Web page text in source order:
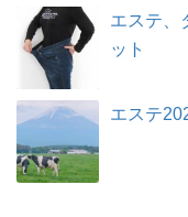
エステ、
ット
エステ